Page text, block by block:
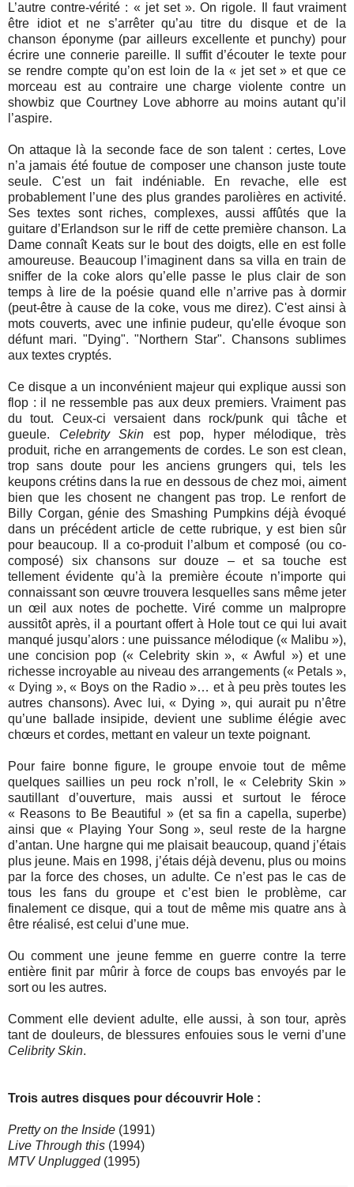
L’autre contre-vérité : « jet set ». On rigole. Il faut vraiment
être idiot et ne s’arrêter qu’au titre du disque et de la
chanson éponyme (par ailleurs excellente et punchy) pour
écrire une connerie pareille. Il suffit d’écouter le texte pour
se rendre compte qu’on est loin de la « jet set » et que ce
morceau est au contraire une charge violente contre un
showbiz que Courtney Love abhorre au moins autant qu’il
l’aspire.
On attaque là la seconde face de son talent : certes, Love
n’a jamais été foutue de composer une chanson juste toute
seule. C'est un fait indéniable. En revache, elle est
probablement l’une des plus grandes parolières en activité.
Ses textes sont riches, complexes, aussi affûtés que la
guitare d’Erlandson sur le riff de cette première chanson. La
Dame connaît Keats sur le bout des doigts, elle en est folle
amoureuse. Beaucoup l’imaginent dans sa villa en train de
sniffer de la coke alors qu’elle passe le plus clair de son
temps à lire de la poésie quand elle n’arrive pas à dormir
(peut-être à cause de la coke, vous me direz). C'est ainsi à
mots couverts, avec une infinie pudeur, qu'elle évoque son
défunt mari. "Dying". "Northern Star". Chansons sublimes
aux textes cryptés.
Ce disque a un inconvénient majeur qui explique aussi son
flop : il ne ressemble pas aux deux premiers. Vraiment pas
du tout. Ceux-ci versaient dans rock/punk qui tâche et
gueule. Celebrity Skin est pop, hyper mélodique, très
produit, riche en arrangements de cordes. Le son est clean,
trop sans doute pour les anciens grungers qui, tels les
keupons crétins dans la rue en dessous de chez moi, aiment
bien que les chosent ne changent pas trop. Le renfort de
Billy Corgan, génie des Smashing Pumpkins déjà évoqué
dans un précédent article de cette rubrique, y est bien sûr
pour beaucoup. Il a co-produit l’album et composé (ou co-
composé) six chansons sur douze – et sa touche est
tellement évidente qu’à la première écoute n’importe qui
connaissant son œuvre trouvera lesquelles sans même jeter
un œil aux notes de pochette. Viré comme un malpropre
aussitôt après, il a pourtant offert à Hole tout ce qui lui avait
manqué jusqu’alors : une puissance mélodique (« Malibu »),
une concision pop (« Celebrity skin », « Awful ») et une
richesse incroyable au niveau des arrangements (« Petals »,
« Dying », « Boys on the Radio »… et à peu près toutes les
autres chansons). Avec lui, « Dying », qui aurait pu n’être
qu’une ballade insipide, devient une sublime élégie avec
chœurs et cordes, mettant en valeur un texte poignant.
Pour faire bonne figure, le groupe envoie tout de même
quelques saillies un peu rock n’roll, le « Celebrity Skin »
sautillant d’ouverture, mais aussi et surtout le féroce
« Reasons to Be Beautiful » (et sa fin a capella, superbe)
ainsi que « Playing Your Song », seul reste de la hargne
d’antan. Une hargne qui me plaisait beaucoup, quand j’étais
plus jeune. Mais en 1998, j’étais déjà devenu, plus ou moins
par la force des choses, un adulte. Ce n’est pas le cas de
tous les fans du groupe et c’est bien le problème, car
finalement ce disque, qui a tout de même mis quatre ans à
être réalisé, est celui d’une mue.
Ou comment une jeune femme en guerre contre la terre
entière finit par mûrir à force de coups bas envoyés par le
sort ou les autres.
Comment elle devient adulte, elle aussi, à son tour, après
tant de douleurs, de blessures enfouies sous le verni d’une
Celibrity Skin.
Trois autres disques pour découvrir Hole :
Pretty on the Inside (1991)
Live Through this (1994)
MTV Unplugged (1995)